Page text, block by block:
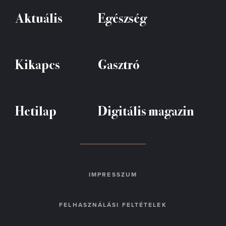
Aktuális Egészség
Kikapcs Gasztró
Hetilap Digitális magazin
IMPRESSZUM
FELHASZNÁLÁSI FELTÉTELEK